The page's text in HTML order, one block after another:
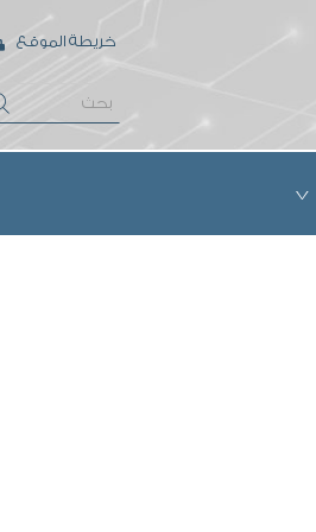
خريطة الموقع